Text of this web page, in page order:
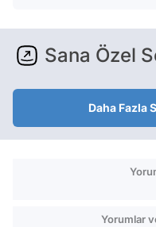
Sana Özel
Daha Fazla
Yorumlar